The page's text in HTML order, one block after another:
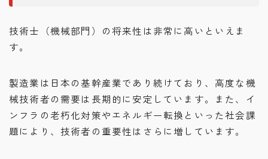
技術士（機械部門）の将来性は非常に高いといえま
す。
製造業は日本の基幹産業であり続けており、高度な機
械技術者の需要は長期的に安定しています。また、イ
ンフラの老朽化対策やエネルギー転換といった社会課
題により、技術者の重要性はさらに増しています。